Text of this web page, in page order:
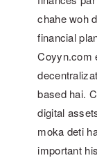
chahe woh
financial
Coyyn.com
based hai.
digital
moka deti
important